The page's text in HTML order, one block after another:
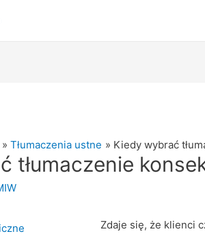
Tłumaczenia ustne Kiedy wybrać
tłumaczenie
Zdaje się, że klienci